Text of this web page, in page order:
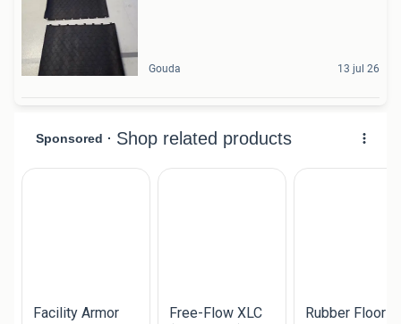
Gouda 13 jul 26